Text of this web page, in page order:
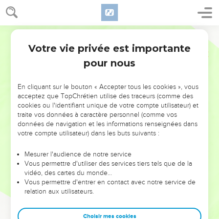
NE MANQUEZ PAS L’ÉVÉNEMENT
DE L’ANNÉE !
ET SI LEURS ERREURS POUVAIENT VOUS ÉVITER LES
VOTRES ?
leur foi ou leur vision. Mais on voit moins les doutes, les erreurs
et les saisons difficiles qu'ils ont traversés, alors même que ce
sont elles qui les ont façonnés.
Dans cette conférence, leaders, entrepreneurs, et responsables
clés pour avancer avec plus de sagesse afin que leurs erreurs
Votre vie privée est importante
pour nous
En cliquant sur le bouton « Accepter tous les cookies », vous
acceptez que TopChrétien utilise des traceurs (comme des
cookies ou l'identifiant unique de votre compte utilisateur) et
traite vos données à caractère personnel (comme vos
données de navigation et les informations renseignées dans
votre compte utilisateur) dans les buts suivants :
Mesurer l'audience de notre service
Vous permettre d'utiliser des services tiers tels que de la
vidéo, des cartes du monde…
Vous permettre d'entrer en contact avec notre service de
relation aux utilisateurs.
Choisir mes cookies